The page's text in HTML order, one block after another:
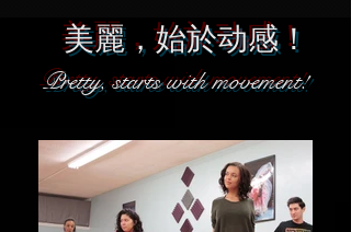
美麗，始於动感！
Pretty, starts with movement!